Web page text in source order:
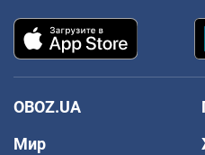
OBOZ.UA
Мир